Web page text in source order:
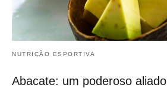
NUTRIÇÃO ESPORTIVA
Abacate: um poderoso